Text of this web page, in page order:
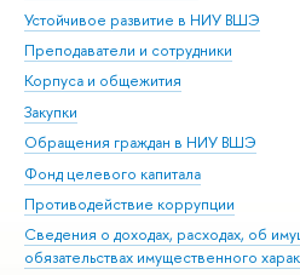
Устойчивое развитие в НИУ ВШЭ
Преподаватели и сотрудники
Корпуса и общежития
Закупки
Обращения граждан в НИУ ВШЭ
Фонд целевого капитала
Противодействие коррупции
Сведения о доходах, расходах, об
обязательствах имущественного